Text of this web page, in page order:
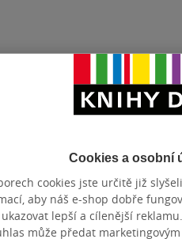
Cookies a osobní
cookies jste určitě již
aby náš e-shop dobře
lepší a cílenější
může předat